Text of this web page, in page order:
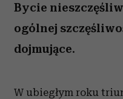
Bycie
ogólnej
dojmujące.
W ubiegłym roku